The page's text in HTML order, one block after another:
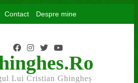
Contact Despre mine
Lui Cristian Ghingheș